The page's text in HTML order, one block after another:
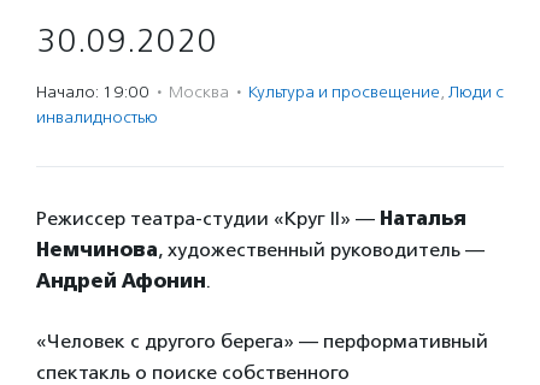
30.09.2020
Начало: 19:00 · Москва · Культура и просвещение, Люди с
инвалидностью
Режиссер театра-студии «Круг II» — Наталья
Немчинова, художественный руководитель —
Андрей Афонин.
«Человек с другого берега» — перформативный
спектакль о поиске собственного